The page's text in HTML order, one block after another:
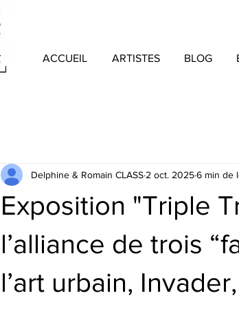
ACCUEIL ARTISTES BLOG
Exposition "Triple
l’alliance de trois
l’art urbain,
Delphine & Romain CLASS 2 oct. 20256 min de